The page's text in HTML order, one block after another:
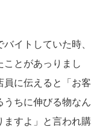
イトしていた時、
ことがあっりまし
員に伝えると「お客
うちに伸びる物なん
ますよ」と言われ購